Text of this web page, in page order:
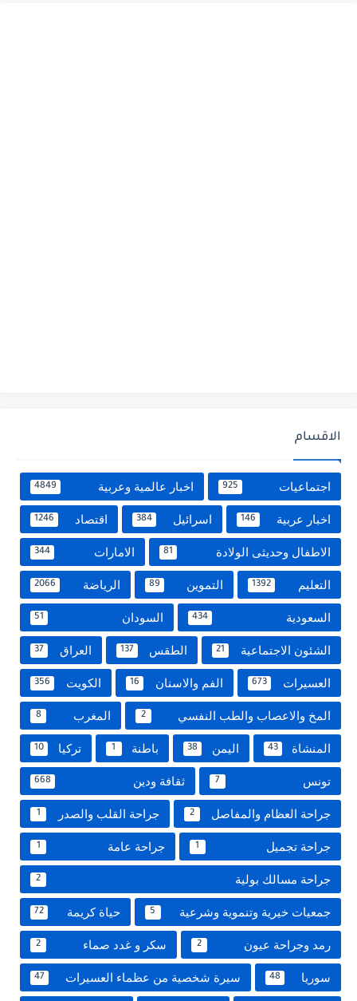
الاقسام
اجتماعيات 925 اخبار عالمية وعربية 4849
اخبار عربية 146 اسرائيل 384 اقتصاد 1246
الاطفال وحديثى الولادة 81 الامارات 344
التعليم 1392 التموين 89 الرياضة 2066
السعودية 434 السودان 51
الشئون الاجتماعية 21 الطقس 137 العراق 37
العسيرات 673 الفم والاسنان 16 الكويت 356
المخ والاعصاب والطب النفسي 2 المغرب 8
المنشاة 43 اليمن 38 باطنة 1 تركيا 10
تونس 7 ثقافة ودين 668
جراحة العظام والمفاصل 2 جراحة القلب والصدر 1
جراحة تجميل 1 جراحة عامة 1
جراحة مسالك بولية 2
جمعيات خيرية وتنموية وشرعية 5 حياة كريمة 72
رمد وجراحة عيون 2 سكر و غدد صماء 2
سوريا 48 سيرة شخصية من عظماء العسيرات 47